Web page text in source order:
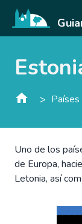
> Países
Uno de los
de Europa,
Letonia, así